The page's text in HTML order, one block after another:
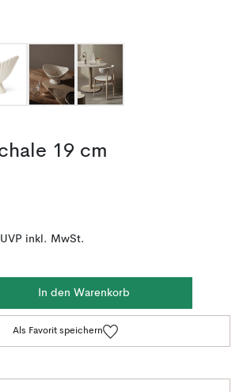
19 cm
UVP inkl. MwSt.
In den Warenkorb
Als Favorit speichern